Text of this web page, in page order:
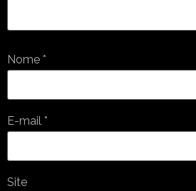
Nome *
E-mail *
Site